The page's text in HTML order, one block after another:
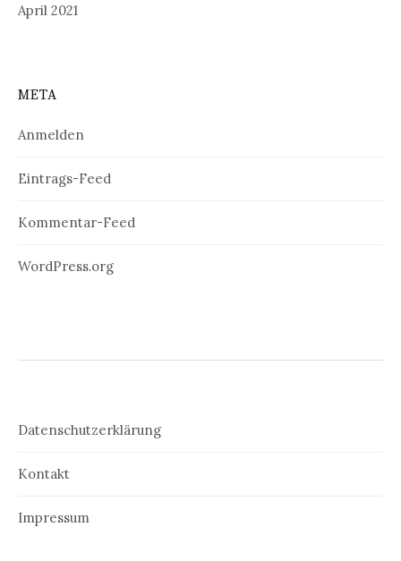
April 2021
META
Anmelden
Eintrags-Feed
Kommentar-Feed
WordPress.org
Datenschutzerklärung
Kontakt
Impressum